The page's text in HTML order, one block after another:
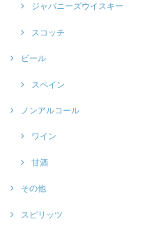
ジャパニーズウイスキー
スコッチ
ビール
スペイン
ノンアルコール
ワイン
甘酒
その他
スピリッツ